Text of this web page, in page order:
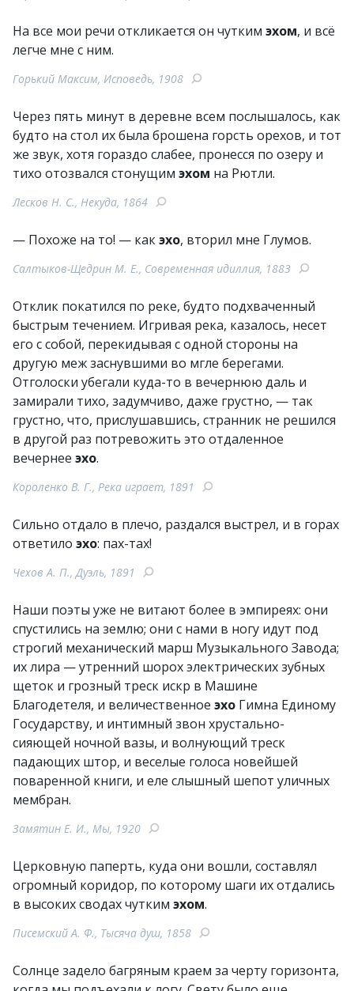
На все мои речи откликается он чутким эхом, и всё
легче мне с ним.
Горький Максим, Исповедь, 1908
Через пять минут в деревне всем послышалось, как
будто на стол их была брошена горсть орехов, и тот
же звук, хотя гораздо слабее, пронесся по озеру и
тихо отозвался стонущим эхом на Рютли.
Лесков Н. С., Некуда, 1864
— Похоже на то! — какэхо, вторил мне Глумов.
Салтыков-Щедрин М. Е., Современная идиллия, 1883
Отклик покатился по реке, будто подхваченный
быстрым течением. Игривая река, казалось, несет
его с собой, перекидывая с одной стороны на
другую меж заснувшими во мгле берегами.
Отголоски убегали куда-то в вечернюю даль и
замирали тихо, задумчиво, даже грустно, — так
грустно, что, прислушавшись, странник не решился
в другой раз потревожить это отдаленное
вечернее эхо.
Короленко В. Г., Река играет, 1891
Сильно отдало в плечо, раздался выстрел, и в горах
ответило эхо: пах-тах!
Чехов А. П., Дуэль, 1891
Наши поэты уже не витают более в эмпиреях: они
спустились на землю; они с нами в ногу идут под
строгий механический марш Музыкального Завода;
их лира — утренний шорох электрических зубных
щеток и грозный треск искр в Машине
Благодетеля, и величественное эхо Гимна Единому
Государству, и интимный звон хрустально-
сияющей ночной вазы, и волнующий треск
падающих штор, и веселые голоса новейшей
поваренной книги, и еле слышный шепот уличных
мембран.
Замятин Е. И., Мы, 1920
Церковную паперть, куда они вошли, составлял
огромный коридор, по которому шаги их отдались
в высоких сводах чутким эхом.
Писемский А. Ф., Тысяча душ, 1858
Солнце задело багряным краем за черту горизонта,